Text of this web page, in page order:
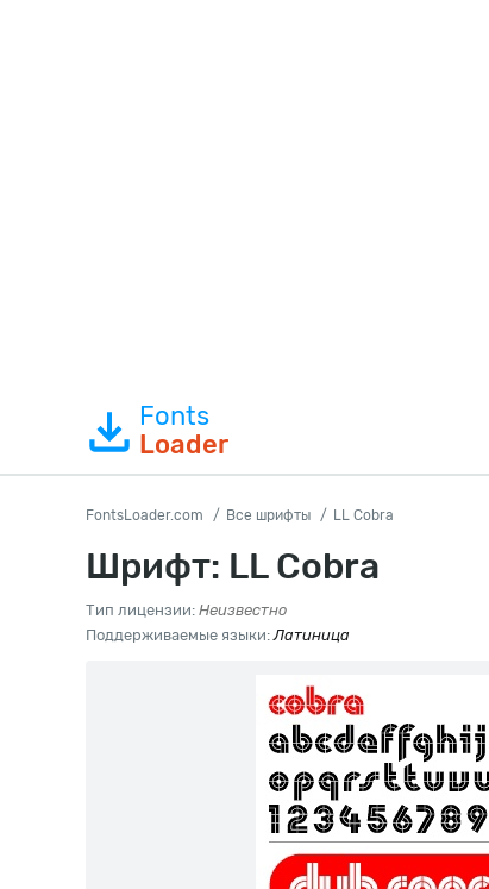
Fonts
Loader
FontsLoader.com Все шрифты LL Cobra
Шрифт: LL Cobra
Тип лицензии: Неизвестно
Поддерживаемые языки:Латиница